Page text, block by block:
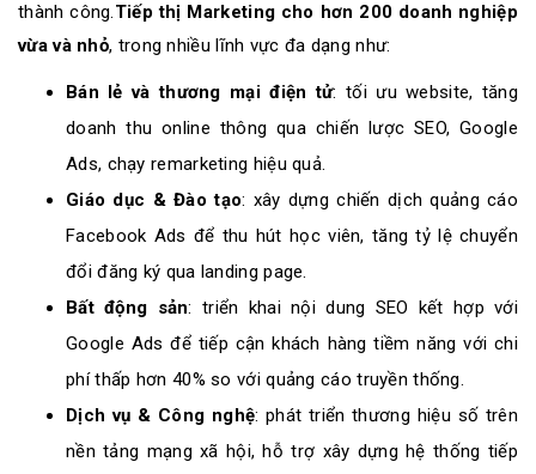
thành công.Tiếp thị Marketing cho hơn 200 doanh nghiệp
vừa và nhỏ, trong nhiều lĩnh vực đa dạng như:
Bán lẻ và thương mại điện tử: tối ưu website, tăng
doanh thu online thông qua chiến lược SEO, Google
Ads, chạy remarketing hiệu quả.
Giáo dục & Đào tạo: xây dựng chiến dịch quảng cáo
Facebook Ads để thu hút học viên, tăng tỷ lệ chuyển
đổi đăng ký qua landing page.
Bất động sản: triển khai nội dung SEO kết hợp với
Google Ads để tiếp cận khách hàng tiềm năng với chi
phí thấp hơn 40% so với quảng cáo truyền thống.
Dịch vụ & Công nghệ: phát triển thương hiệu số trên
nền tảng mạng xã hội, hỗ trợ xây dựng hệ thống tiếp